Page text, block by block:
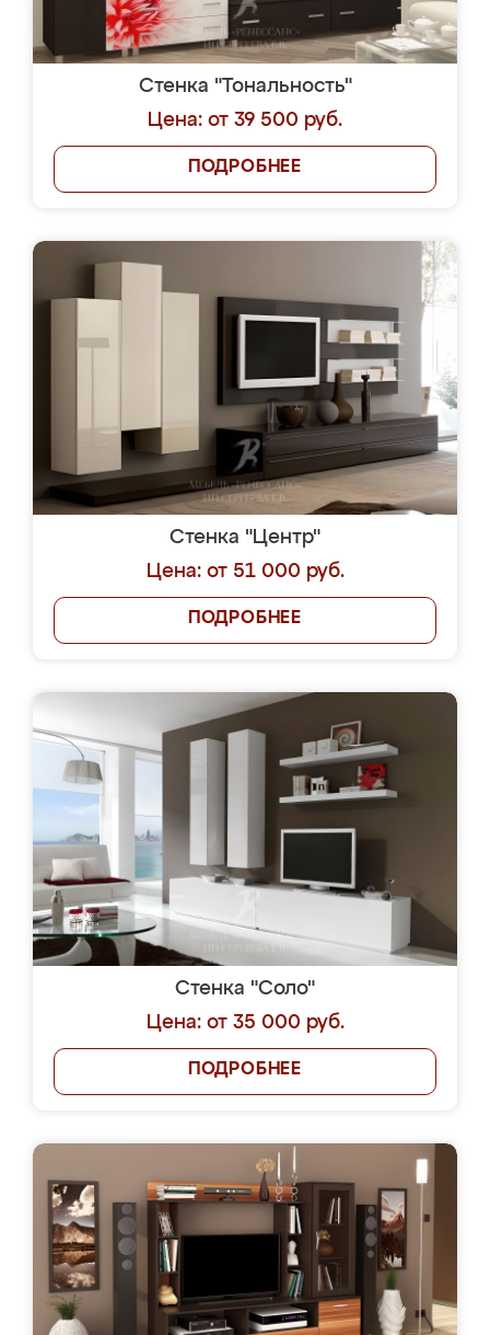
Стенка "Тональность"
Цена: от 39 500 руб.
ПОДРОБНЕЕ
Стенка "Центр"
Цена: от 51 000 руб.
ПОДРОБНЕЕ
Стенка "Соло"
Цена: от 35 000 руб.
ПОДРОБНЕЕ